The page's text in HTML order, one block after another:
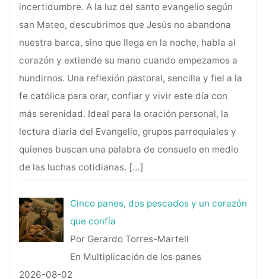
incertidumbre. A la luz del santo evangelio según
san Mateo, descubrimos que Jesús no abandona
nuestra barca, sino que llega en la noche, habla al
corazón y extiende su mano cuando empezamos a
hundirnos. Una reflexión pastoral, sencilla y fiel a la
fe católica para orar, confiar y vivir este día con
más serenidad. Ideal para la oración personal, la
lectura diaria del Evangelio, grupos parroquiales y
quienes buscan una palabra de consuelo en medio
de las luchas cotidianas. […]
Cinco panes, dos pescados y un corazón
que confía
Por Gerardo Torres-Martell
En Multiplicación de los panes
2026-08-02